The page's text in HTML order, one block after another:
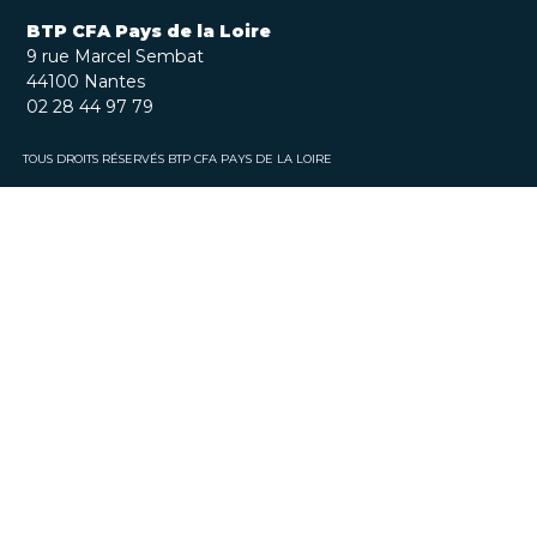
BTP CFA Pays de la Loire
9 rue Marcel Sembat
44100 Nantes
02 28 44 97 79
TOUS DROITS RÉSERVÉS BTP CFA PAYS DE LA LOIRE